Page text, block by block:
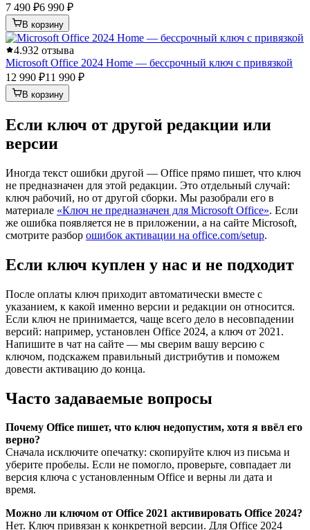
7 490 ₽6 990 ₽
В корзину
4.932 отзыва
Microsoft Office 2024 Home — бессрочный ключ с привязкой
12 990 ₽11 990 ₽
В корзину
Если ключ от другой редакции или
версии
Иногда текст ошибки другой — Office прямо пишет, что ключ
не предназначен для этой редакции. Это отдельный случай:
ключ рабочий, но от другой сборки. Мы разобрали его в
материале «Ключ не предназначен для Microsoft Office». Если
же ошибка появляется не в приложении, а на сайте Microsoft,
смотрите разбор ошибок активации на office.com/setup.
Если ключ куплен у нас и не подходит
После оплаты ключ приходит автоматически вместе с
указанием, к какой именно версии и редакции он относится.
Если ключ не принимается, чаще всего дело в несовпадении
версий: например, установлен Office 2024, а ключ от 2021.
Напишите в чат на сайте — мы сверим вашу версию с
ключом, подскажем правильный дистрибутив и поможем
довести активацию до конца.
Часто задаваемые вопросы
Почему Office пишет, что ключ недопустим, хотя я ввёл его
верно?
Сначала исключите опечатку: скопируйте ключ из письма и
уберите пробелы. Если не помогло, проверьте, совпадает ли
версия ключа с установленным Office и верны ли дата и
время.
Можно ли ключом от Office 2021 активировать Office 2024?
Нет. Ключ привязан к конкретной версии. Для Office 2024